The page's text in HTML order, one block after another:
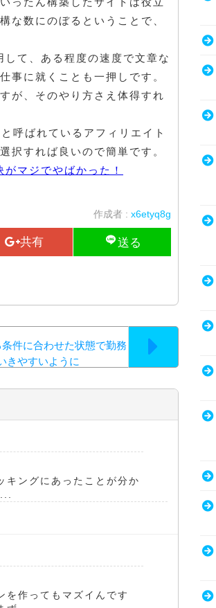
な数にのぼるということで、
て、ある程度の速度で文章な
事に就くことも一押しです。
が、そのやり方さえ体得すれ
呼ばれているアフィリエイト
択すれば良いので簡単です。
マジでやばかった！
作成者 : x6etyq8g
件に合わせた状態で勤務
きやすいように
キングにあったことが分か
を作ってもマズイんです